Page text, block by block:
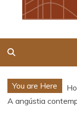
You are Here
A angústia